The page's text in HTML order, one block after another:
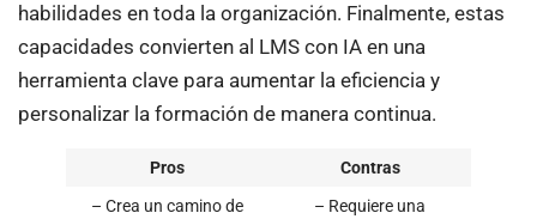
habilidades en toda la organización. Finalmente, estas
capacidades convierten al LMS con IA en una
herramienta clave para aumentar la eficiencia y
personalizar la formación de manera continua.
Pros
Contras
– Crea un camino de
– Requiere una